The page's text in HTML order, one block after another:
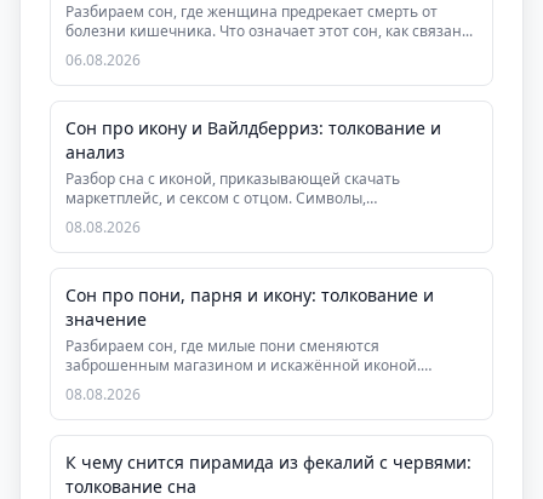
Разбираем сон, где женщина предрекает смерть от
болезни кишечника. Что означает этот сон, как связан...
06.08.2026
Сон про икону и Вайлдберриз: толкование и
анализ
Разбор сна с иконой, приказывающей скачать
маркетплейс, и сексом с отцом. Символы,
психологический и...
08.08.2026
Сон про пони, парня и икону: толкование и
значение
Разбираем сон, где милые пони сменяются
заброшенным магазином и искажённой иконой.
Узнайте, что он г...
08.08.2026
К чему снится пирамида из фекалий с червями:
толкование сна